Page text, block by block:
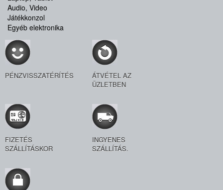
Audio, Video
Játékkonzol
Egyéb elektronika
PÉNZVISSZATÉRÍTÉS
ÁTVÉTEL AZ
ÜZLETBEN
FIZETÉS
SZÁLLÍTÁSKOR
INGYENES
SZÁLLÍTÁS.